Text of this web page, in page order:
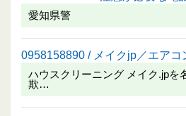
愛知県警
0958158890 / メイクjp／エアコ
ハウスクリーニング メイク.jpを
欺…